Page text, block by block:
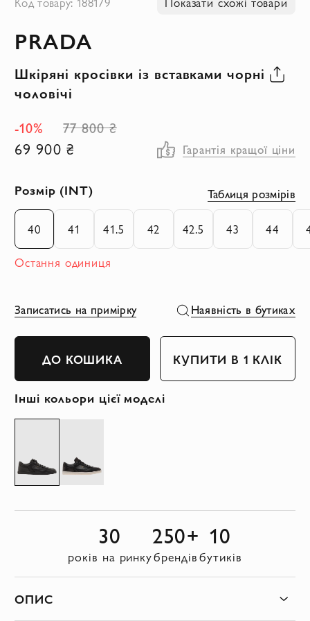
початку
зображень
PRADA
Шкіряні кросівки із вставками чорні
чоловічі
-10%
77 800 ₴
69 900 ₴ Гарантія кращої ціни
Розмір (INT)
40 41 41.5 42 42.5 43 44
Остання одиниця
Таблиця розмірів
Записатись на примірку Наявність в бутиках
ДО КОШИКА КУПИТИ В 1 КЛІК
Інші кольори цієї моделі
30
років на ринку
250+
брендів
10
бутиків
ОПИС